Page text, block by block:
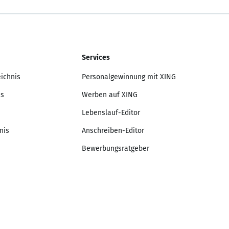
Services
Personalgewinnung mit XING
Werben auf XING
Lebenslauf-Editor
Anschreiben-Editor
Bewerbungsratgeber